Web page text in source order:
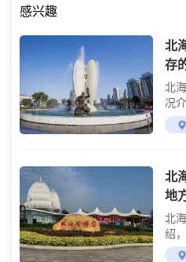
感兴趣
北
存
李
北
况
点
北
地
么
北
绍
准